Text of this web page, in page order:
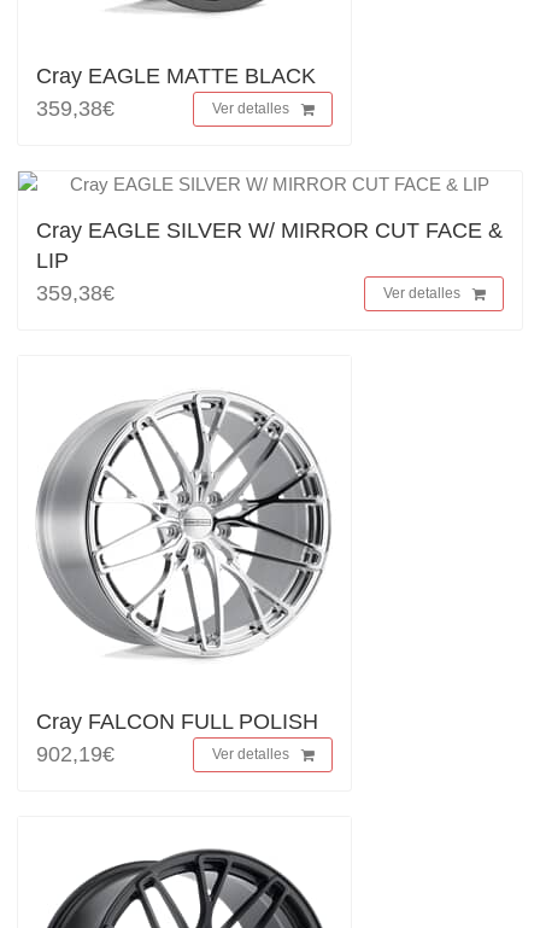
Cray EAGLE MATTE BLACK
359,38€
Ver detalles
Cray EAGLE SILVER W/ MIRROR CUT FACE &
LIP
359,38€
Ver detalles
Cray FALCON FULL POLISH
902,19€
Ver detalles